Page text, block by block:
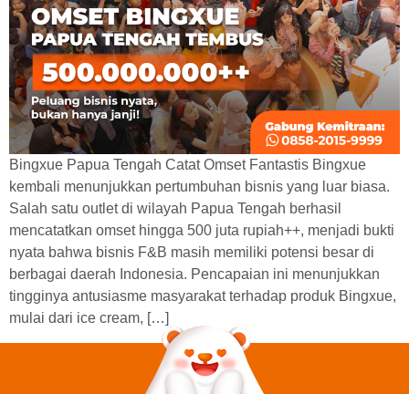
Bingxue Papua Tengah Catat Omset Fantastis Bingxue
kembali menunjukkan pertumbuhan bisnis yang luar biasa.
Salah satu outlet di wilayah Papua Tengah berhasil
mencatatkan omset hingga 500 juta rupiah++, menjadi bukti
nyata bahwa bisnis F&B masih memiliki potensi besar di
berbagai daerah Indonesia. Pencapaian ini menunjukkan
tingginya antusiasme masyarakat terhadap produk Bingxue,
mulai dari ice cream, […]